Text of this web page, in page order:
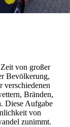
von großer
Bevölkerung,
verschiedenen
Bränden,
Diese Aufgabe
von
zunimmt.